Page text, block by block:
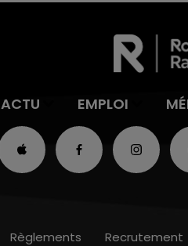
ACTU EMPLOI
Règlements Recrutement